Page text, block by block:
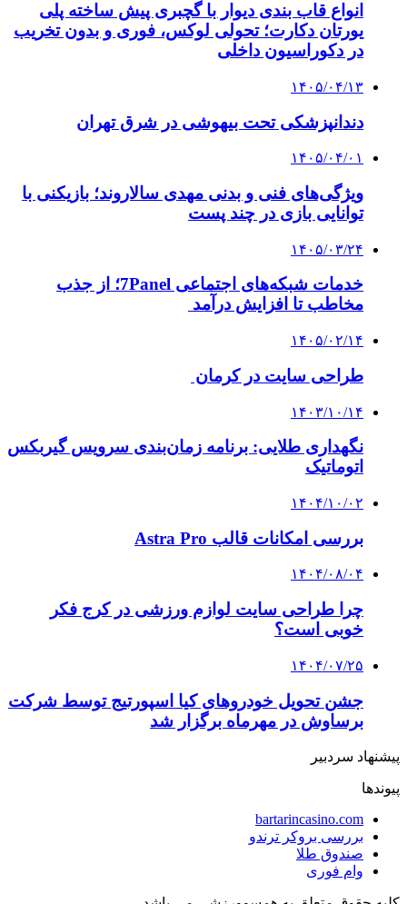
انواع قاب بندی دیوار با گچبری پیش ساخته پلی
یورتان دکارت؛ تحولی لوکس، فوری و بدون تخریب
در دکوراسیون داخلی
۱۴۰۵/۰۴/۱۳
دندانپزشکی تحت بیهوشی در شرق تهران
۱۴۰۵/۰۴/۰۱
ویژگی‌های فنی و بدنی مهدی سالاروند؛ بازیکنی با
توانایی بازی در چند پست
۱۴۰۵/۰۳/۲۴
خدمات شبکه‌های اجتماعی 7Panel؛ از جذب
مخاطب تا افزایش درآمد
۱۴۰۵/۰۲/۱۴
طراحی سایت در کرمان
۱۴۰۳/۱۰/۱۴
نگهداری طلایی: برنامه زمان‌بندی سرویس گیربکس
اتوماتیک
۱۴۰۴/۱۰/۰۲
بررسی امکانات قالب Astra Pro
۱۴۰۴/۰۸/۰۴
چرا طراحی سایت لوازم ورزشی در کرج فکر
خوبی است؟
۱۴۰۴/۰۷/۲۵
جشن تحویل خودروهای کیا اسپورتیج توسط شرکت
برساوش در مهرماه برگزار شد
پیشنهاد سردبیر
پیوندها
bartarincasino.com
بررسی بروکر ترندو
صندوق طلا
وام فوری